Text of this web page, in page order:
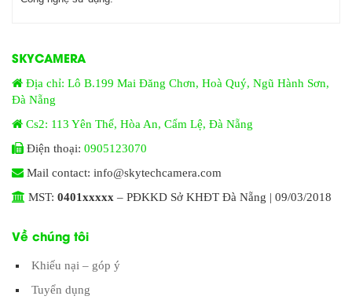
SKYCAMERA
Địa chỉ: Lô B.199 Mai Đăng Chơn, Hoà Quý, Ngũ Hành Sơn,
Đà Nẵng
Cs2: 113 Yên Thế, Hòa An, Cẩm Lệ, Đà Nẵng
Điện thoại: 0905123070
Mail contact: info@skytechcamera.com
MST: 0401xxxxx – PĐKKD Sở KHĐT Đà Nẵng | 09/03/2018
Về chúng tôi
Khiếu nại – góp ý
Tuyển dụng